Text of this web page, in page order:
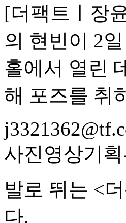
[더팩트ㅣ장
의 현빈이 2
홀에서 열린
해 포즈를 취
사진영상기
발로 뛰는 <
다.